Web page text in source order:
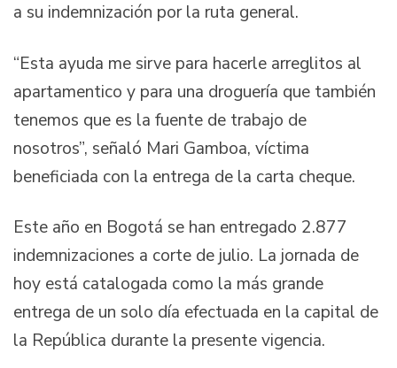
a su indemnización por la ruta general.
“Esta ayuda me sirve para hacerle arreglitos al
apartamentico y para una droguería que también
tenemos que es la fuente de trabajo de
nosotros”, señaló Mari Gamboa, víctima
beneficiada con la entrega de la carta cheque.
Este año en Bogotá se han entregado 2.877
indemnizaciones a corte de julio. La jornada de
hoy está catalogada como la más grande
entrega de un solo día efectuada en la capital de
la República durante la presente vigencia.